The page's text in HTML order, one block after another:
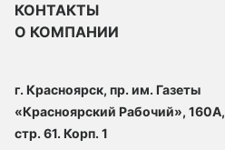
КОНТАКТЫ
О КОМПАНИИ
г. Красноярск, пр. им. Газеты
«Красноярский Рабочий», 160А,
стр. 61. Корп. 1